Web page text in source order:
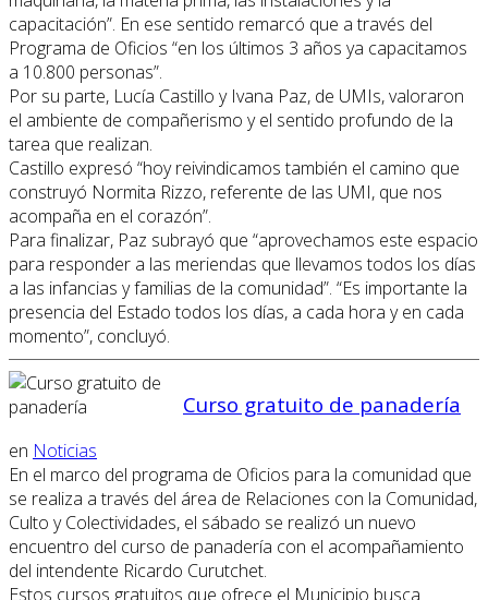
capacitación”. En ese sentido remarcó que a través del
Programa de Oficios “en los últimos 3 años ya capacitamos
a 10.800 personas”.
Por su parte, Lucía Castillo y Ivana Paz, de UMIs, valoraron
el ambiente de compañerismo y el sentido profundo de la
tarea que realizan.
Castillo expresó “hoy reivindicamos también el camino que
construyó Normita Rizzo, referente de las UMI, que nos
acompaña en el corazón”.
Para finalizar, Paz subrayó que “aprovechamos este espacio
para responder a las meriendas que llevamos todos los días
a las infancias y familias de la comunidad”. “Es importante la
presencia del Estado todos los días, a cada hora y en cada
momento”, concluyó.
Curso gratuito de panadería
en Noticias
En el marco del programa de Oficios para la comunidad que
se realiza a través del área de Relaciones con la Comunidad,
Culto y Colectividades, el sábado se realizó un nuevo
encuentro del curso de panadería con el acompañamiento
del intendente Ricardo Curutchet.
Estos cursos gratuitos que ofrece el Municipio busca